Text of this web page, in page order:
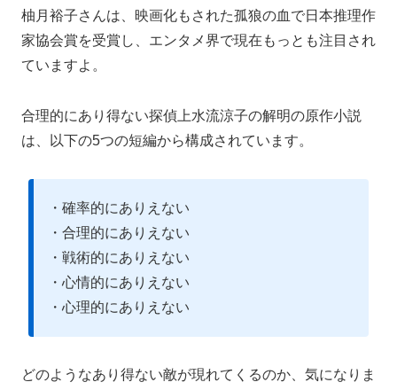
柚月裕子さんは、映画化もされた孤狼の血で日本推理作
家協会賞を受賞し、エンタメ界で現在もっとも注目され
ていますよ。
合理的にあり得ない探偵上水流涼子の解明の原作小説
は、以下の5つの短編から構成されています。
・確率的にありえない
・合理的にありえない
・戦術的にありえない
・心情的にありえない
・心理的にありえない
どのようなあり得ない敵が現れてくるのか、気になりま